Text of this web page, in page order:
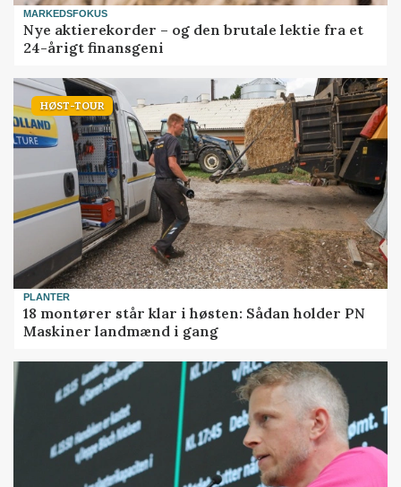
MARKEDSFOKUS
Nye aktierekorder – og den brutale lektie fra et
24-årigt finansgeni
HØST-TOUR
PLANTER
18 montører står klar i høsten: Sådan holder PN
Maskiner landmænd i gang